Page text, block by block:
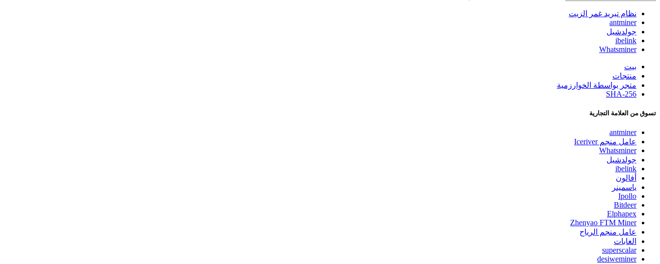
نظام تبريد غمر الزيت
antminer
جولدشيل
ibelink
Whatsminer
بيت
منتجات
متجر بواسطة الخوارزمية
SHA-256
تسوق من العلامة التجارية
antminer
عامل منجم Iceriver
Whatsminer
جولدشيل
ibelink
أفالون
ياسمينر
Ipollo
Bitdeer
Elphapex
Zhenyao FTM Miner
عامل منجم الرياح
الغابات
superscalar
desiweminer